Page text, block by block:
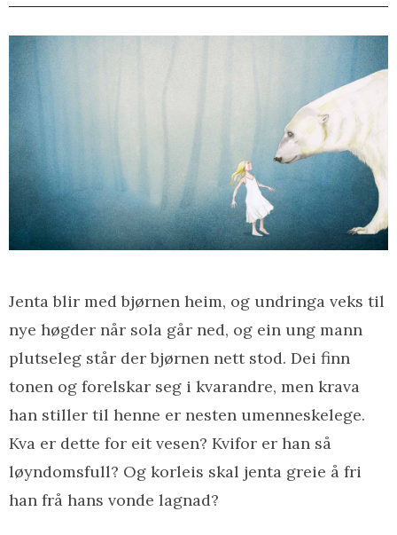
Jenta blir med bjørnen heim, og undringa veks til
nye høgder når sola går ned, og ein ung mann
plutseleg står der bjørnen nett stod. Dei finn
tonen og forelskar seg i kvarandre, men krava
han stiller til henne er nesten umenneskelege.
Kva er dette for eit vesen? Kvifor er han så
løyndomsfull? Og korleis skal jenta greie å fri
han frå hans vonde lagnad?